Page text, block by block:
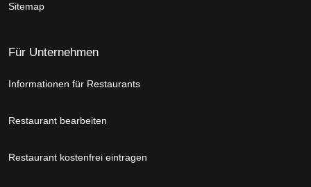
Sitemap
Für Unternehmen
Informationen für Restaurants
Restaurant bearbeiten
Restaurant kostenfrei eintragen